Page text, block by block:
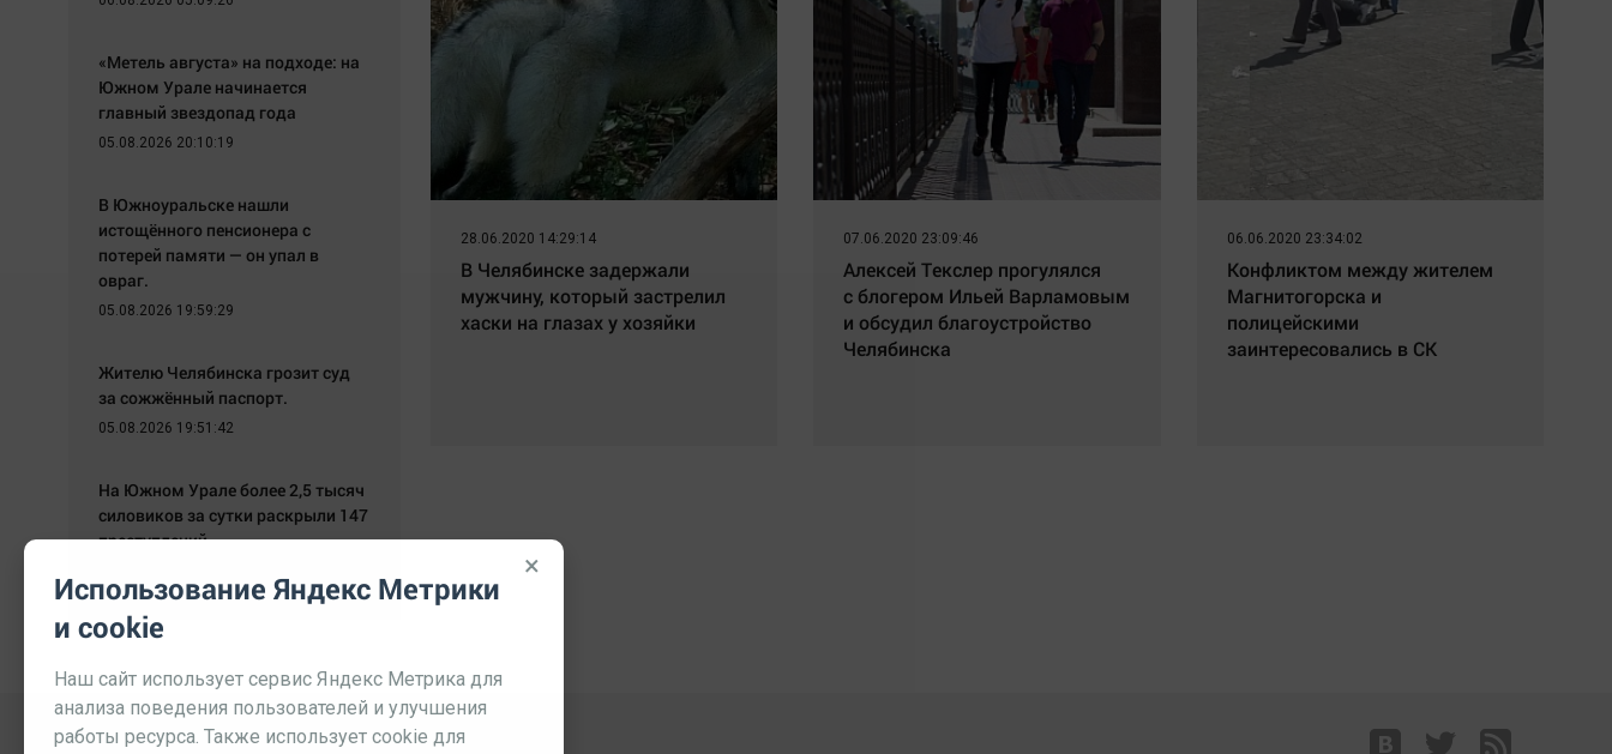
28.06.2020 14:29:14
В Челябинске задержали
мужчину, который застрелил
хаски на глазах у хозяйки
07.06.2020 23:09:46
Алексей Текслер прогулялся
с блогером Ильей Варламовым
и обсудил благоустройство
Челябинска
06.06.2020 23:34:02
Конфликтом между жителем
Магнитогорска и
полицейскими
заинтересовались в СК
«Метель августа» на подходе: на
Южном Урале начинается
главный звездопад года
05.08.2026 20:10:19
В Южноуральске нашли
истощённого пенсионера с
потерей памяти — он упал в
овраг.
05.08.2026 19:59:29
Жителю Челябинска грозит суд
за сожжённый паспорт.
05.08.2026 19:51:42
На Южном Урале более 2,5 тысяч
силовиков за сутки раскрыли 147
преступлений.
×
Использование Яндекс Метрики
и cookie
Наш сайт использует сервис Яндекс Метрика для
анализа поведения пользователей и улучшения
работы ресурса. Также использует cookie для